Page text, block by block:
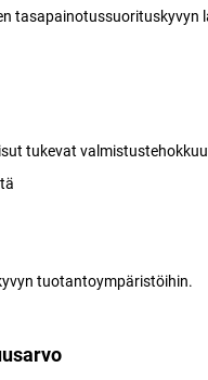
tasapainotussuorituskyvyn
tukevat
tuotantoympäristöihin.